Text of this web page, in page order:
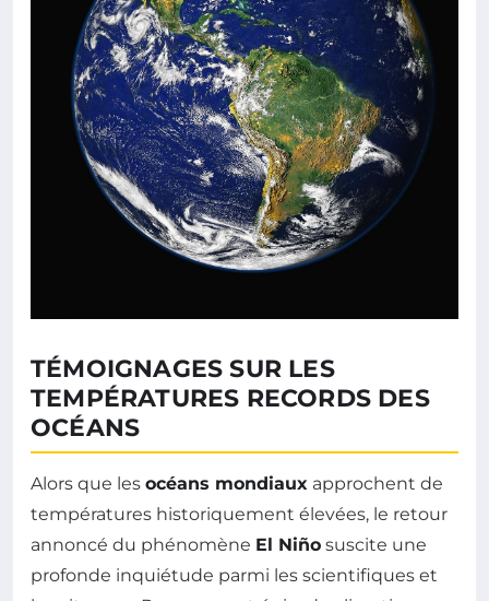
TÉMOIGNAGES SUR LES
TEMPÉRATURES RECORDS DES
OCÉANS
Alors que les océans mondiaux approchent de
températures historiquement élevées, le retour
annoncé du phénomène El Niño suscite une
profonde inquiétude parmi les scientifiques et